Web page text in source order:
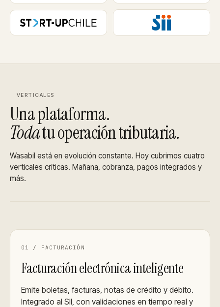
VERTICALES
Una plataforma.
Todatu operación tributaria.
Wasabil está en evolución constante. Hoy cubrimos cuatro
verticales críticas. Mañana, cobranza, pagos integrados y
más.
01 / FACTURACIÓN
Facturación electrónica inteligente
Emite boletas, facturas, notas de crédito y débito.
Integrado al SII, con validaciones en tiempo real y